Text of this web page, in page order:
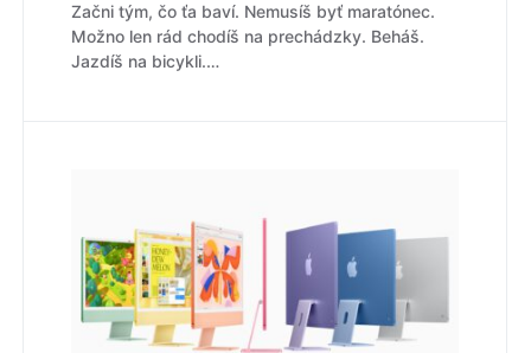
Začni tým, čo ťa baví. Nemusíš byť maratónec.
Možno len rád chodíš na prechádzky. Beháš.
Jazdíš na bicykli.…